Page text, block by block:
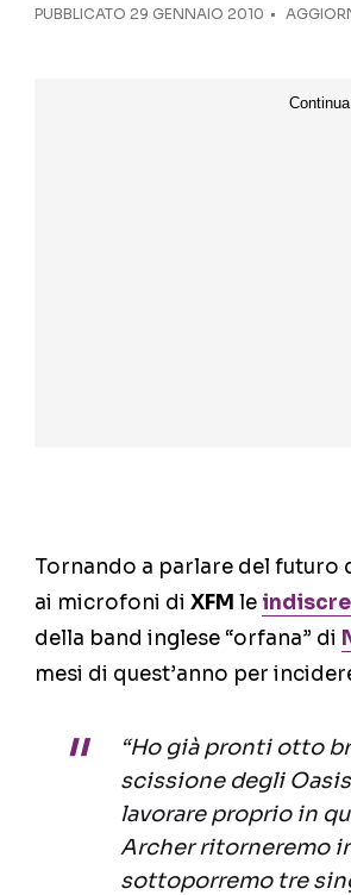
PUBBLICATO 29 GENNAIO 2010
Tornando a parlare del futuro
ai microfoni di XFM le
della band inglese “orfana” di
mesi di quest’anno per
“Ho già pronti otto
scissione degli
lavorare proprio in
Archer ritorneremo
sottoporremo tre